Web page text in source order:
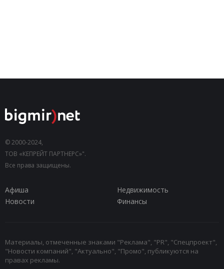
© 2000-2024,
ТОВ «КЕПРЕЙТ ПАРТНЕРС»".
Все права защищены.
Афиша
Недвижимость
Новости
Финансы
Материалы, отмеченные знаками "Реклама", "PR", "Спецпроект",
"Новости компаний", "Актуально", "Промо", публикуются на
правах рекламы.